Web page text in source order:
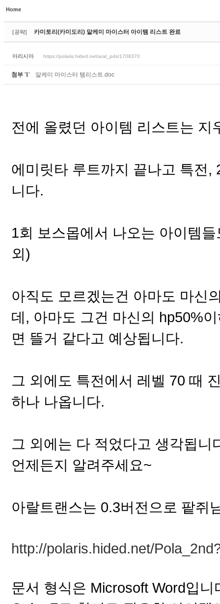
Home
[공략] 카미토리(카미도리) 알케미 마이스터 아이템 리스트 완료
아리시아 https://polaris.hided.net/aral_pds/1708370
첨부 '1' 알케미 마이스터 템리스트.doc
전에 올렸던 아이템 리스트는 지
에미릿타 루트까지 끝나고 특전
니다.
1회 보스몹에서 나오는 아이템
외)
아직도 모르겠는건 아마도 마신
데, 아마도 그건 마신의 hp50%
면 뜰거 같다고 예상됩니다.
그 외에도 특전에서 레벨 70 때
하나 나옵니다.
그 외에는 다 적었다고 생각됩
언제든지 알려주세요~
아랄트랜스는 0.3버전으로 팥쥐
http://polaris.hided.net/
문서 형식은 Microsoft Word입니
Sketchbook5, 스케치북5
Sketchbook5, 스케치북5